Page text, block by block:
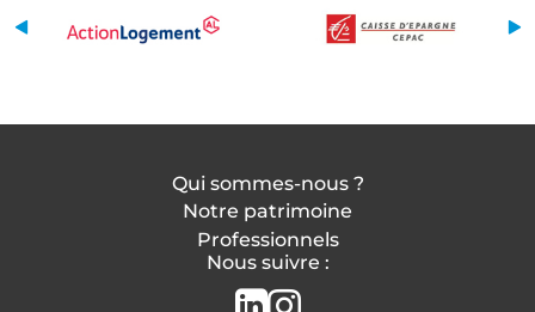
Qui sommes-nous ?
Notre patrimoine
Professionnels
Nous suivre :